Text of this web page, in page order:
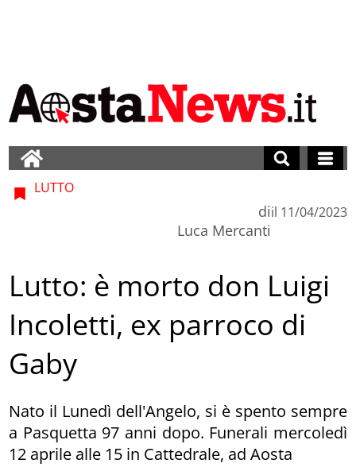
LUTTO
di
Luca Mercanti
il 11/04/2023
Lutto: è morto don Luigi
Incoletti, ex parroco di
Gaby
Nato il Lunedì dell'Angelo, si è spento sempre
a Pasquetta 97 anni dopo. Funerali mercoledì
12 aprile alle 15 in Cattedrale, ad Aosta